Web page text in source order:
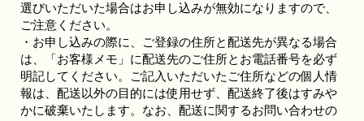
選びいただいた場合はお申し込みが無効になりますので、
ご注意ください。
・お申し込みの際に、ご登録の住所と配送先が異なる場合
は、「お客様メモ」に配送先のご住所とお電話番号を必ず
明記してください。ご記入いただいたご住所などの個人情
報は、配送以外の目的には使用せず、配送終了後はすみや
かに破棄いたします。なお、配送に関するお問い合わせの